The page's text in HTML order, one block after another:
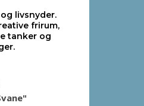
livsnyder.
frirum,
tanker og